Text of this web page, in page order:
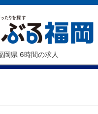
岡県 6時間の求人